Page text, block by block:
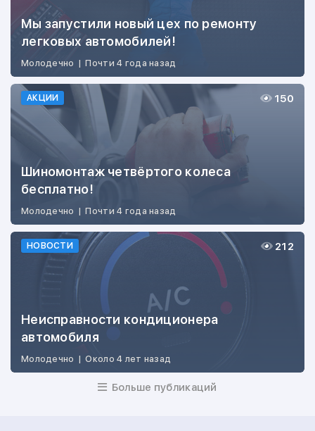
Мы запустили новый цех по ремонту
легковых автомобилей!
Молодечно | Почти 4 года назад
АКЦИИ
Шиномонтаж четвёртого колеса
бесплатно!
Молодечно | Почти 4 года назад
150
НОВОСТИ
Неисправности кондиционера
автомобиля
Молодечно | Около 4 лет назад
212
Больше публикаций